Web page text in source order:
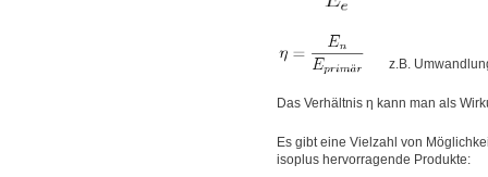
z.B.
Das Verhältnis η kann man als
Es gibt eine Vielzahl von
isoplus hervorragende Produkte: